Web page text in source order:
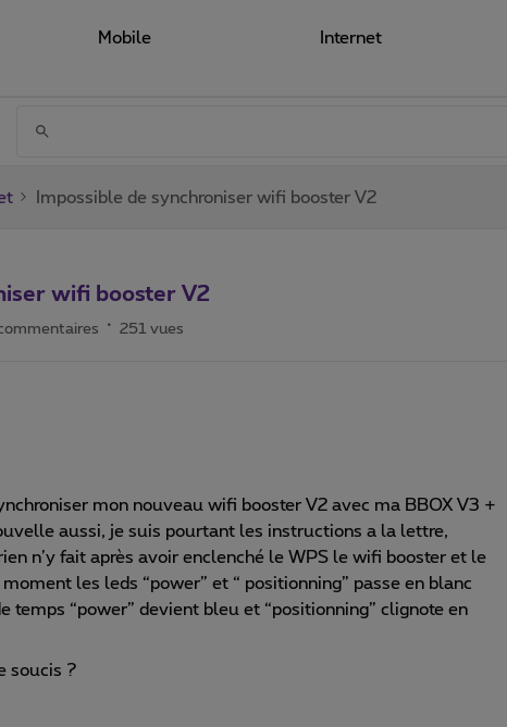
Mobile Internet
Impossible de synchroniser wifi booster V2
wifi booster V2
251 vues
mon nouveau wifi booster V2 avec ma BBOX V3 +
aussi, je suis pourtant les instructions a la lettre,
n’y fait après avoir enclenché le WPS le wifi booster et le
les leds “power” et “ positionning” passe en blanc
temps “power” devient bleu et “positionning” clignote en
soucis ?